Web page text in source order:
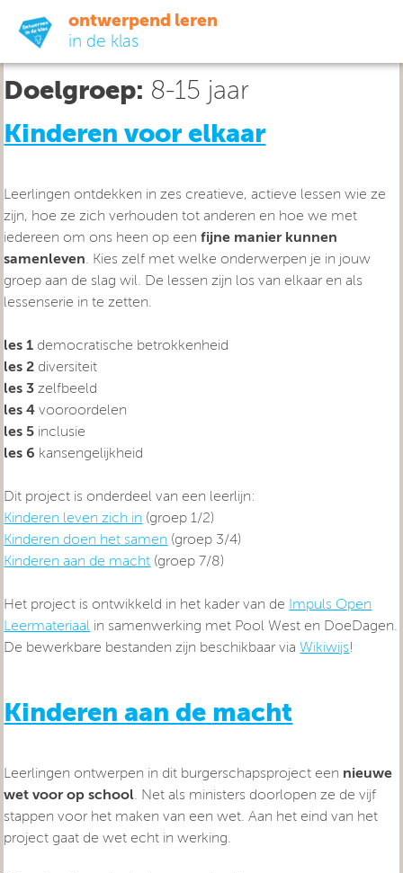
ontwerpend leren
in de klas
ready-to-go
do-it-yourself
didactiek
uit de praktijk
over ons
Doelgroep: 8-15 jaar
Kinderen voor elkaar
Leerlingen ontdekken in zes creatieve, actieve lessen wie ze
zijn, hoe ze zich verhouden tot anderen en hoe we met
iedereen om ons heen op eenfijne manier kunnen
samenleven. Kies zelf met welke onderwerpen je in jouw
groep aan de slag wil. De lessen zijn los van elkaar en als
lessenserie in te zetten.
les 1 democratische betrokkenheid
les 2 diversiteit
les 3 zelfbeeld
les 4 vooroordelen
les 5 inclusie
les 6 kansengelijkheid
Dit project is onderdeel van een leerlijn:
Kinderen leven zich in (groep 1/2)
Kinderen doen het samen (groep 3/4)
Kinderen aan de macht (groep 7/8)
Het project is ontwikkeld in het kader van de
Impuls Open
Leermateriaal in samenwerking met Pool West en DoeDagen.
De bewerkbare bestanden zijn beschikbaar viaWikiwijs!
Kinderen aan de macht
Leerlingen ontwerpen in dit burgerschapsproject een nieuwe
wet voor op school. Net als ministers doorlopen ze de vijf
stappen voor het maken van een wet. Aan het eind van het
project gaat de wet echt in werking.